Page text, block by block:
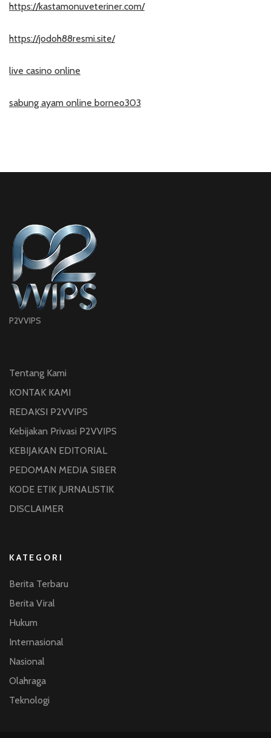
https://kastamonuveteriner.com/
https://jodoh88resmi.site/
live casino online
sabung ayam online borneo303
P2VVIPS
Tentang Kami
KONTAK KAMI
REDAKSI P2VVIPS
Kebijakan Privasi P2VVIPS
KEBIJAKAN EDITORIAL
PEDOMAN MEDIA SIBER
KODE ETIK JURNALISTIK
DISCLAIMER
KATEGORI
Berita Terbaru
Berita Viral
Hukum
Internasional
Nasional
Olahraga
Teknologi